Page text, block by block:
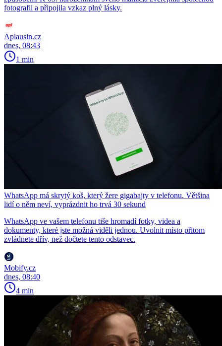
fotografii a připojila vzkaz plný lásky.
Aplausin.cz
dnes, 08:43
1 min
WhatsApp má skrytý koš, který žere gigabajty v telefonu. Většina
lidí o něm neví, vyprázdnit ho trvá 30 sekund
WhatsApp ve vašem telefonu tiše hromadí fotky, videa a
dokumenty, které jste možná viděli jednou. Uvolnit místo přitom
zvládnete dřív, než dočtete tento odstavec.
Mobify.cz
dnes, 08:40
4 min